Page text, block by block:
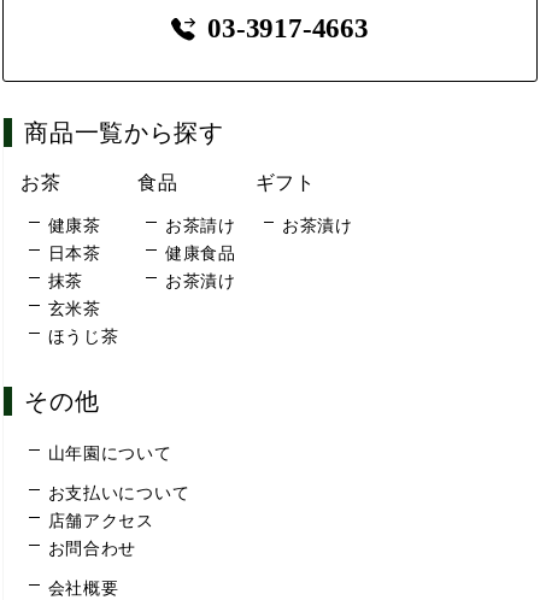
03-3917-4663
商品一覧から探す
お茶
健康茶
日本茶
抹茶
玄米茶
ほうじ茶
食品
お茶請け
健康食品
お茶漬け
ギフト
お茶漬け
その他
山年園について
お支払いについて
店舗アクセス
お問合わせ
会社概要